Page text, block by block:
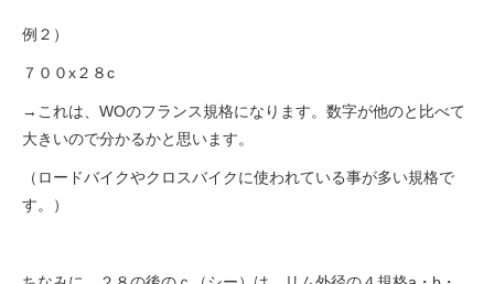
例２）
７００x２８c
→これは、WOのフランス規格になります。数字が他のと比べて
大きいので分かるかと思います。
（ロードバイクやクロスバイクに使われている事が多い規格で
す。）